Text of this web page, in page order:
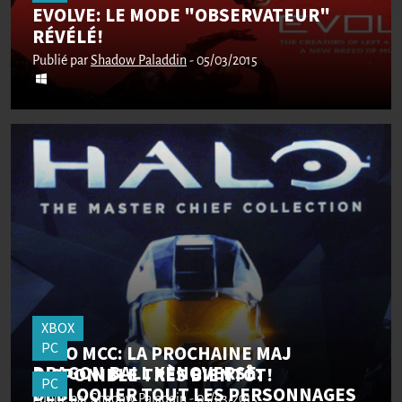
EVOLVE: LE MODE "OBSERVATEUR"
RÉVÉLÉ!
Publié parShadow Paladdin- 05/03/2015
XBOX
HALO MCC: LA PROCHAINE MAJ
DISPONIBLE TRÈS BIENTÔT!
PC
DRAGON BALL XENOVERSE:
DÉBLOQUER TOUT LES PERSONNAGES
PC